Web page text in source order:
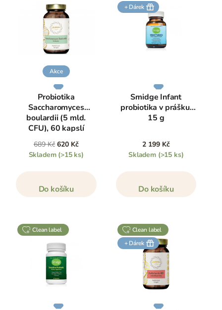
Akce
Probiotika
Saccharomyces
boulardii (5 mld.
CFU), 60 kapslí
689 Kč 620 Kč
Skladem (>15 ks)
Do košíku
+ Dárek
Smidge Infant
probiotika v prášku,
15 g
2 199 Kč
Skladem (>15 ks)
Do košíku
clean label
clean label
+ Dárek